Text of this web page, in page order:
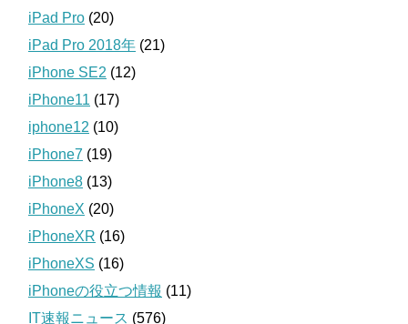
iPad Pro (20)
iPad Pro 2018年 (21)
iPhone SE2 (12)
iPhone11 (17)
iphone12 (10)
iPhone7 (19)
iPhone8 (13)
iPhoneX (20)
iPhoneXR (16)
iPhoneXS (16)
iPhoneの役立つ情報 (11)
IT速報ニュース (576)